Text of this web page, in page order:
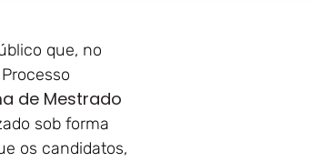
que, no
de Mestrado
sob forma
os candidatos,